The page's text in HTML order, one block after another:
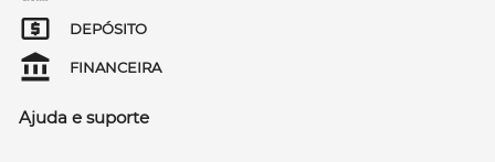
DEPÓSITO
FINANCEIRA
Ajuda e suporte